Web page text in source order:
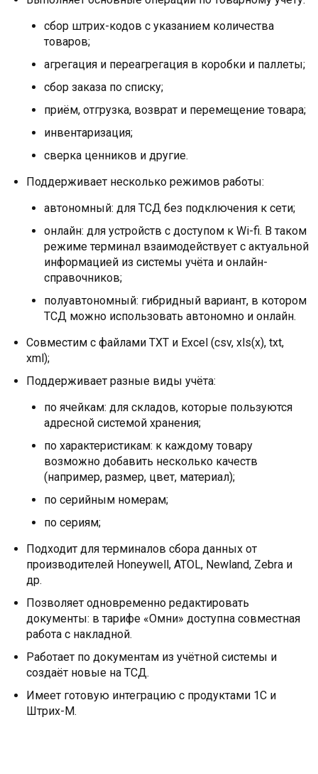
сбор штрих-кодов с указанием количества
товаров;
агрегация и переагрегация в коробки и паллеты;
сбор заказа по списку;
приём, отгрузка, возврат и перемещение товара;
инвентаризация;
сверка ценников и другие.
Поддерживает несколько режимов работы:
автономный: для ТСД без подключения к сети;
онлайн: для устройств с доступом к Wi-fi. В таком
режиме терминал взаимодействует с актуальной
информацией из системы учёта и онлайн-
справочников;
полуавтономный: гибридный вариант, в котором
ТСД можно использовать автономно и онлайн.
Совместим с файлами TXT и Excel (csv, xls(x), txt,
xml);
Поддерживает разные виды учёта:
по ячейкам: для складов, которые пользуются
адресной системой хранения;
по характеристикам: к каждому товару
возможно добавить несколько качеств
(например, размер, цвет, материал);
по серийным номерам;
по сериям;
Подходит для терминалов сбора данных от
производителей Honeywell, ATOL, Newland, Zebra и
др.
Позволяет одновременно редактировать
документы: в тарифе «Омни» доступна совместная
работа с накладной.
Работает по документам из учётной системы и
создаёт новые на ТСД.
Имеет готовую интеграцию с продуктами 1С и
Штрих-М.